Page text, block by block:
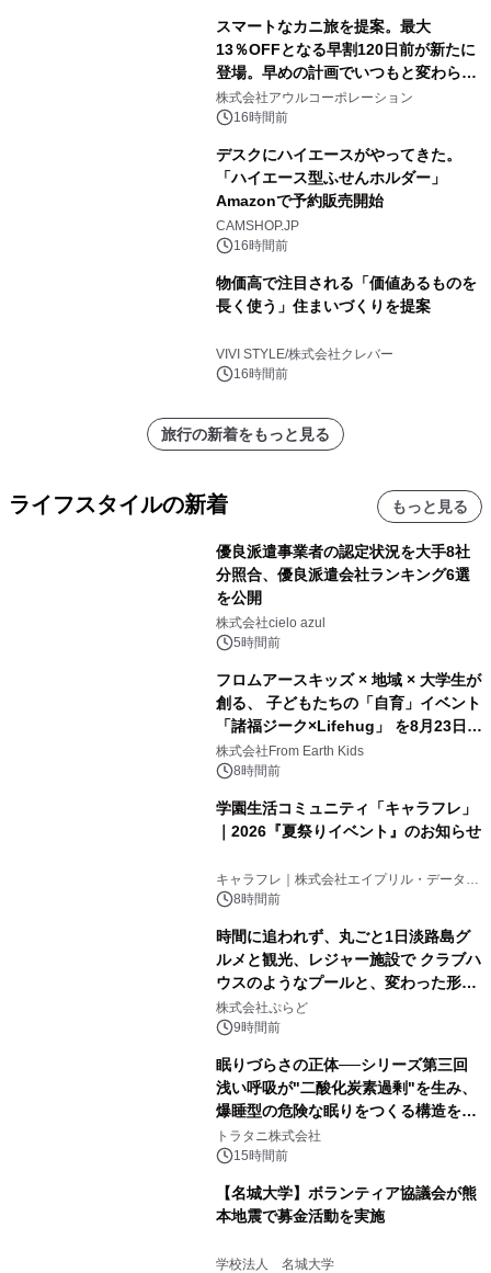
スマートなカニ旅を提案。最大
13％OFFとなる早割120日前が新たに
登場。早めの計画でいつもと変わらぬ
大人の冬旅を。ー夕日ヶ浦温泉「佳松
苑 別邸ふうか」ー
株式会社アウルコーポレーション
16時間前
デスクにハイエースがやってきた。
「ハイエース型ふせんホルダー」
Amazonで予約販売開始
CAMSHOP.JP
16時間前
物価高で注目される「価値あるものを
長く使う」住まいづくりを提案
VIVI STYLE/株式会社クレバー
16時間前
旅行の新着をもっと見る
ライフスタイルの新着 もっと見る
優良派遣事業者の認定状況を大手8社
分照合、優良派遣会社ランキング6選
を公開
株式会社cielo azul
5時間前
フロムアースキッズ × 地域 × 大学生が
創る、 子どもたちの「自育」イベント
「諸福ジーク×Lifehug」 を8月23日
(日)開催
株式会社From Earth Kids
8時間前
学園生活コミュニティ「キャラフレ」
｜2026『夏祭りイベント』のお知らせ
キャラフレ｜株式会社エイプリル・データ・
デザインズ
8時間前
時間に追われず、丸ごと1日淡路島グ
ルメと観光、レジャー施設で クラブハ
ウスのようなプールと、変わった形の
サウナも 「THE BOXY AWAJI」のお
得な素泊まり連泊プランで
株式会社ぷらど
9時間前
眠りづらさの正体──シリーズ第三回
浅い呼吸が"二酸化炭素過剰"を生み、
爆睡型の危険な眠りをつくる構造を解
説
トラタニ株式会社
15時間前
【名城大学】ボランティア協議会が熊
本地震で募金活動を実施
学校法人 名城大学